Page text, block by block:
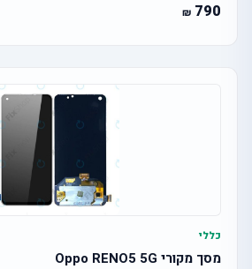
790
כללי
מסך מקורי Oppo RENO5 5G